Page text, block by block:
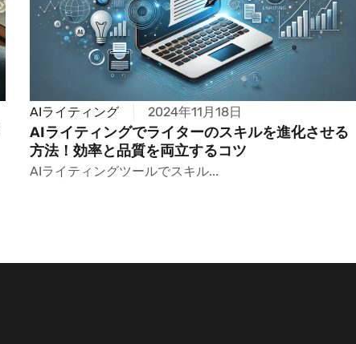
AIライティング 2024年11月18日
AIライティングでライターのスキルを進化させる
方法！効率と品質を両立するコツ
AIライティングツールでスキル...